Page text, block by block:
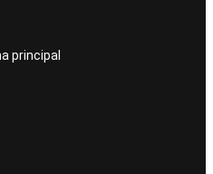
principal